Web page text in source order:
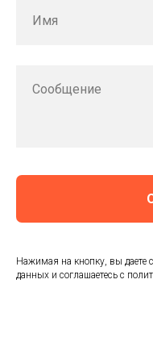
Имя
Сообщение
Нажимая на кнопку, вы даете
данных и соглашаетесь c